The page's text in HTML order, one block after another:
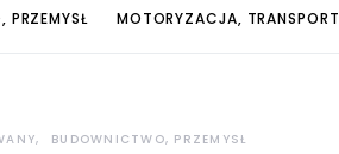
MOTORYZACJA, TRANSPORT
BUDOWNICTWO, PRZEMYSŁ